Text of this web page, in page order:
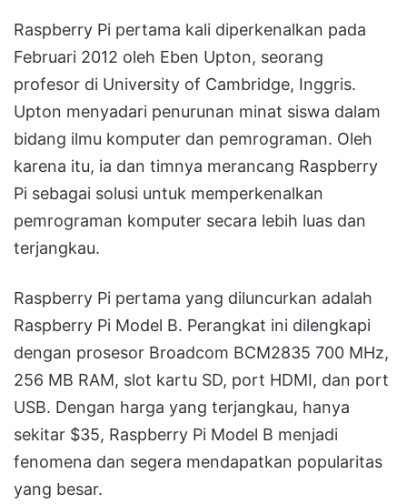
Raspberry Pi pertama kali diperkenalkan pada
Februari 2012 oleh Eben Upton, seorang
profesor di University of Cambridge, Inggris.
Upton menyadari penurunan minat siswa dalam
bidang ilmu komputer dan pemrograman. Oleh
karena itu, ia dan timnya merancang Raspberry
Pi sebagai solusi untuk memperkenalkan
pemrograman komputer secara lebih luas dan
terjangkau.
Raspberry Pi pertama yang diluncurkan adalah
Raspberry Pi Model B. Perangkat ini dilengkapi
dengan prosesor Broadcom BCM2835 700 MHz,
256 MB RAM, slot kartu SD, port HDMI, dan port
USB. Dengan harga yang terjangkau, hanya
sekitar $35, Raspberry Pi Model B menjadi
fenomena dan segera mendapatkan popularitas
yang besar.